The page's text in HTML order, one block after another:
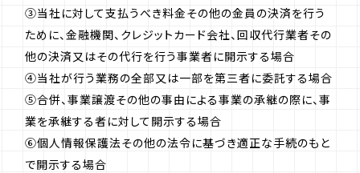
③当社に対して支払うべき料金その他の金員の決済を行う
ために、金融機関、クレジットカード会社、回収代行業者その
他の決済又はその代行を行う事業者に開示する場合
④当社が行う業務の全部又は一部を第三者に委託する場合
⑤合併、事業譲渡その他の事由による事業の承継の際に、事
業を承継する者に対して開示する場合
⑥個人情報保護法その他の法令に基づき適正な手続のもと
で開示する場合